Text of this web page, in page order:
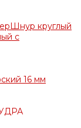
Шнур круглый
с
16 мм